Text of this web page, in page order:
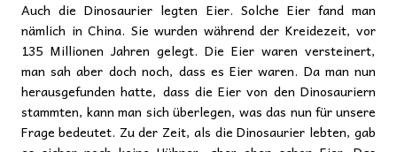
Auch die Dinosaurier legten Eier. Solche Eier fand man
nämlich in China. Sie wurden während der Kreidezeit, vor
135 Millionen Jahren gelegt. Die Eier waren versteinert,
man sah aber doch noch, dass es Eier waren. Da man nun
herausgefunden hatte, dass die Eier von den Dinosauriern
stammten, kann man sich überlegen, was das nun für unsere
Frage bedeutet. Zu der Zeit, als die Dinosaurier lebten, gab